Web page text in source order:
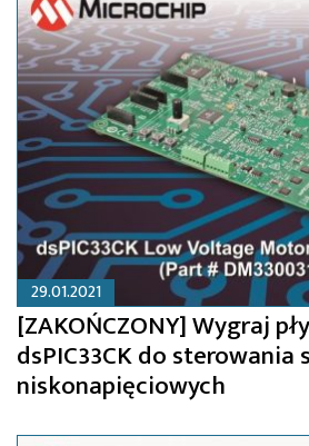
29.01.2021
[ZAKOŃCZONY] Wygraj
dsPIC33CK do
niskonapięciowych